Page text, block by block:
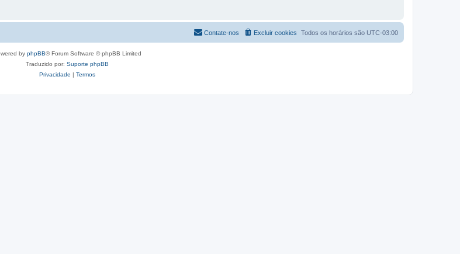
Todos os horários são UTC-03:00
Excluir cookies
Contate-nos
by phpBB® Forum Software © phpBB Limited
Traduzido por: Suporte phpBB
Privacidade | Termos